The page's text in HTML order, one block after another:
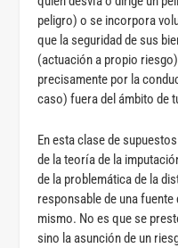
peligro) o se incorpora
que la seguridad de sus
(actuación a propio
precisamente por la
caso) fuera del ámbito de
En esta clase de
de la teoría de la
de la problemática de la
responsable de una
mismo. No es que se
sino la asunción de un